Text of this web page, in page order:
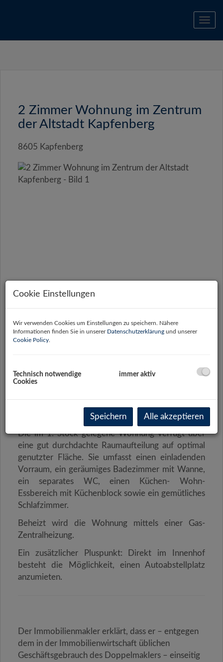
2 Zimmer Wohnung im Zentrum
der Altstadt Kapfenberg
8605 Kapfenberg
Die im 1. Stock gelegene Wohnung verfügt über
eine gut durchdachte Raumaufteilung auf optimal
genutzter Fläche. Sie umfassteinen einladenden
Vorraum, ein geräumiges Badezimmer mit Wanne,
ein separates WC, einen Küchen- Wohn-
Essbereich mit Küchenblock sowie ein gemütliches
Schlafzimmer.
Beheizt wird die Wohnung mittels einer Gas-
Zentralheizung.
Ein zusätzlicher Pluspunkt: Direkt im Innenhof
besteht die Möglichkeit, einen Autoabstellplatz
anzumieten.
Der Immobilienmakler erklärt, dass er – entgegen
dem in der Immobilienwirtschaft üblichen
Geschäftsgebrauch des Doppelmaklers – einseitig
Cookie Einstellungen
Wir verwenden Cookies um Einstellungen zu speichern. Nähere
Informationen finden Sie in unserer Datenschutzerklärung und unserer
Cookie Policy
Technisch notwendige
Cookies
immer aktiv
Speichern Alle akzeptieren